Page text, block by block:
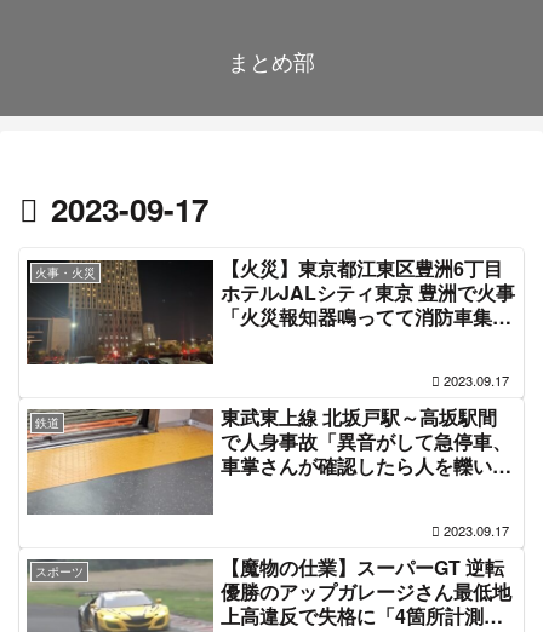
まとめ部
2023-09-17
火事・火災
【火災】東京都江東区豊洲6丁目
ホテルJALシティ東京 豊洲で火事
「火災報知器鳴ってて消防車集
2023.09.17
鉄道
東武東上線 北坂戸駅～高坂駅間
で人身事故「異音がして急停車、
車掌さんが確認したら人を轢いて
2023.09.17
スポーツ
【魔物の仕業】スーパーGT 逆転
優勝のアップガレージさん最低地
上高違反で失格に「4箇所計測の1